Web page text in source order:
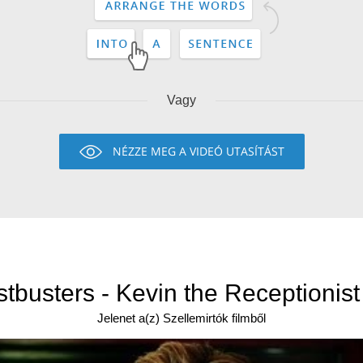
Vagy
NÉZZE MEG A VIDEÓ UTASÍTÁST
- Kevin the
Jelenet a(z) Szellemirtók filmből